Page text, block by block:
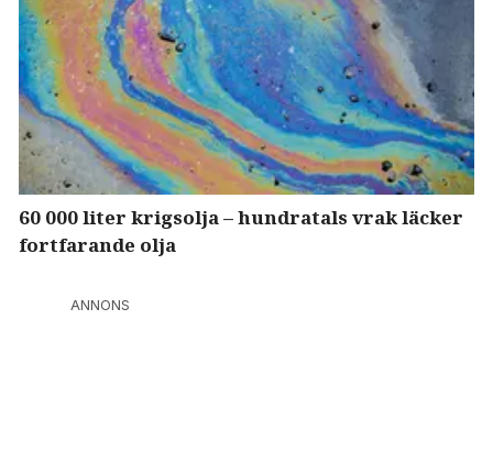
60 000 liter krigsolja – hundratals vrak läcker
fortfarande olja
ANNONS